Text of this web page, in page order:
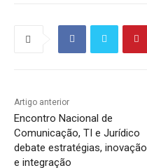
Artigo anterior
Encontro Nacional de
Comunicação, TI e Jurídico
debate estratégias, inovação
e integração